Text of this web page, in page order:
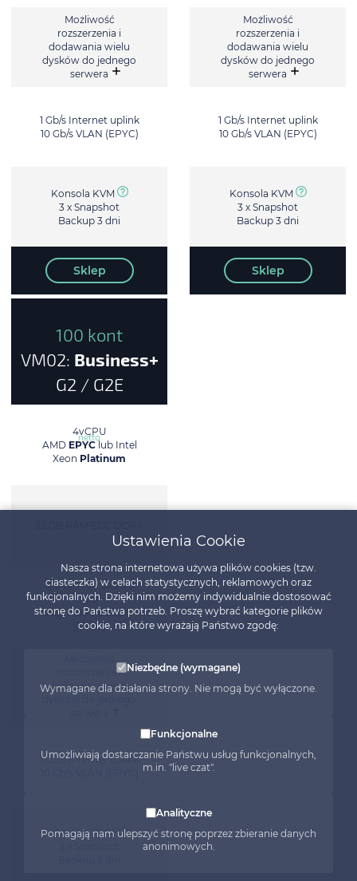
Możliwość
rozszerzenia i
dodawania wielu
dysków do jednego
serwera
1 Gb/s Internet uplink
10 Gb/s VLAN (EPYC)
Konsola KVM
3 x Snapshot
Backup 3 dni
Sklep
Możliwość
rozszerzenia i
dodawania wielu
dysków do jednego
serwera
1 Gb/s Internet uplink
10 Gb/s VLAN (EPYC)
Konsola KVM
3 x Snapshot
Backup 3 dni
Sklep
100 kont
VM02: Business+
G2 / G2E
420 zł/mc
netto
4vCPU
AMD EPYClub Intel
Xeon Platinum
100 GiB HA SAS 3.0
SSD
High IOPS Edition
(EPYC)
rozszerzenia i
dodawania wielu
1 Gb/s Internet uplink
Konsola KVM
Ustawienia Cookie
Nasza strona internetowa używa plików cookies (tzw.
ciasteczka) w celach statystycznych, reklamowych oraz
funkcjonalnych. Dzięki nim możemy indywidualnie dostosować
stronę do Państwa potrzeb. Proszę wybrać kategorie plików
cookie, na które wyrażają Państwo zgodę:
Niezbędne (wymagane)
Wymagane dla działania strony. Nie mogą być wyłączone.
Funkcjonalne
Umożliwiają dostarczanie Państwu usług funkcjonalnych,
m.in. "live czat".
Analityczne
Pomagają nam ulepszyć stronę poprzez zbieranie danych
anonimowych.